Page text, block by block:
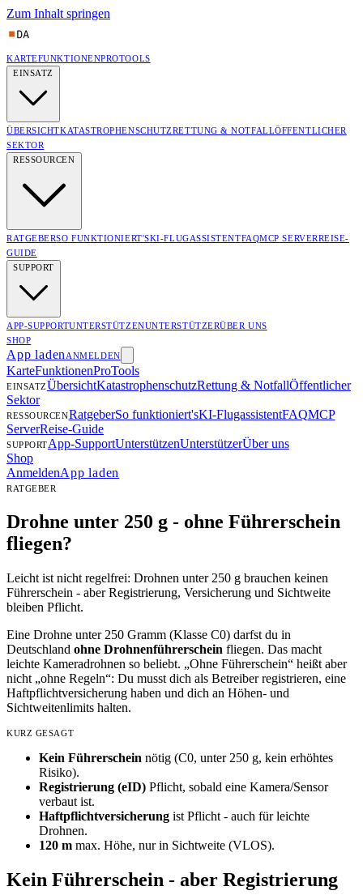
Zum Inhalt springen
KARTEFUNKTIONENPROTOOLS
EINSATZ
ÜBERSICHTKATASTROPHENSCHUTZRETTUNG & NOTFALLÖFFENTLICHER
SEKTOR
RESSOURCEN
RATGEBERSO FUNKTIONIERT'SKI-FLUGASSISTENTFAQMCP SERVERREISE-
GUIDE
SUPPORT
APP-SUPPORTUNTERSTÜTZENUNTERSTÜTZERÜBER UNS
SHOP
App laden ANMELDEN
KarteFunktionenProTools
EINSATZÜbersichtKatastrophenschutzRettung & NotfallÖffentlicher
Sektor
RESSOURCENRatgeberSo funktioniert'sKI-FlugassistentFAQMCP
ServerReise-Guide
SUPPORTApp-SupportUnterstützenUnterstützerÜber uns
Shop
AnmeldenApp laden
RATGEBER
Drohne unter 250 g - ohne Führerschein
fliegen?
Leicht ist nicht regelfrei: Drohnen unter 250 g brauchen keinen
Führerschein - aber Registrierung, Versicherung und Sichtweite
bleiben Pflicht.
Eine Drohne unter 250 Gramm (Klasse C0) darfst du in
Deutschland ohne Drohnenführerschein fliegen. Das macht
leichte Kameradrohnen so beliebt. „Ohne Führerschein“ heißt aber
nicht „ohne Regeln“: Du musst dich als Betreiber registrieren, eine
Haftpflichtversicherung haben und dich an Höhen- und
Sichtweitenlimits halten.
KURZ GESAGT
Kein Führerschein nötig (C0, unter 250 g, kein erhöhtes
Risiko).
Registrierung (eID) Pflicht, sobald eine Kamera/Sensor
verbaut ist.
Haftpflichtversicherung ist Pflicht - auch für leichte
Drohnen.
120 m max. Höhe, nur in Sichtweite (VLOS).
Kein Führerschein - aber Registrierung